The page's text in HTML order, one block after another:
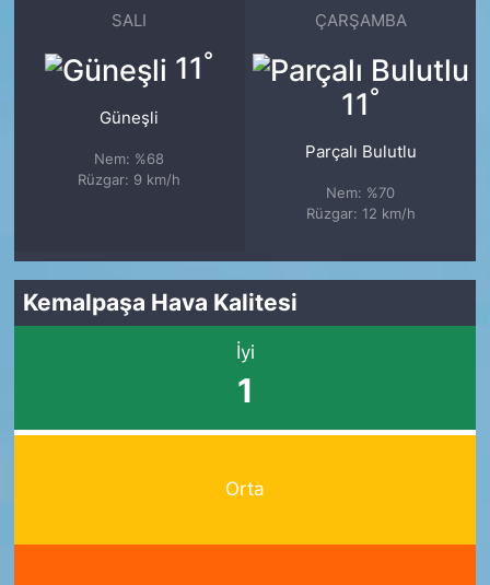
SALI
11°
Güneşli
Nem: %68
Rüzgar: 9 km/h
ÇARŞAMBA
11°
Parçalı Bulutlu
Nem: %70
Rüzgar: 12 km/h
Kemalpaşa Hava Kalitesi
İyi
1
Orta